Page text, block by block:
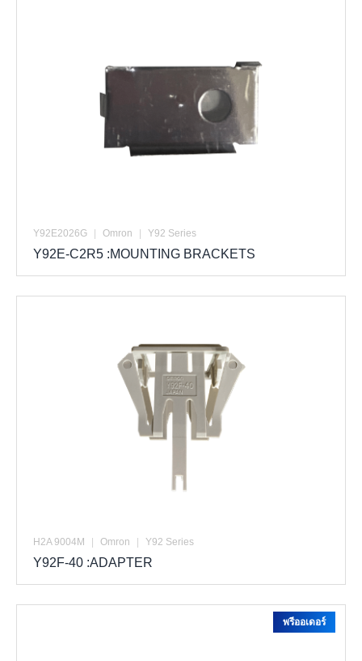
Y92E2026G | Omron | Y92 Series
Y92E-C2R5 :MOUNTING BRACKETS
H2A 9004M | Omron | Y92 Series
Y92F-40 :ADAPTER
พรีออเดอร์